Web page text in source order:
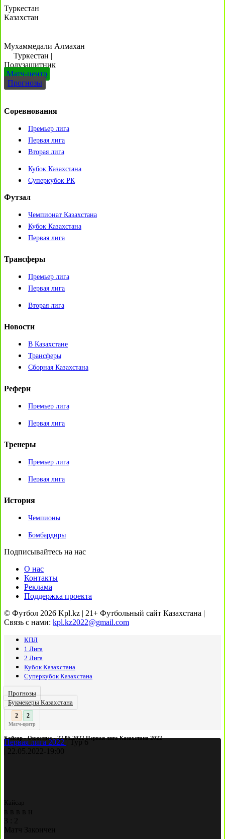
Туркестан
Казахстан
Мухаммедали Алмахан
Туркестан |
Полузащитник
Матч-центр
Прогнозы
Соревнования
Премьер лига
Первая лига
Вторая лига
Кубок Казахстана
Суперкубок РК
Футзал
Чемпионат Казахстана
Кубок Казахстана
Первая лига
Трансферы
Премьер лига
Первая лига
Вторая лига
Новости
В Казахстане
Трансферы
Сборная Казахстана
Рефери
Премьер лига
Первая лига
Тренеры
Премьер лига
Первая лига
История
Чемпионы
Бомбардиры
Подписывайтесь на нас
О нас
Контакты
Реклама
Поддержка проекта
© Футбол 2026 Kpl.kz | 21+ Футбольный сайт Казахстана |
Связь с нами: kpl.kz2022@gmail.com
КПЛ
1 Лига
2 Лига
Кубок Казахстана
Суперкубок Казахстана
Прогнозы
Букмекеры Казахстана
: 2
Матч-центр
Кайсар - Окжетпес - 22.05.2022 Первая лига Казахстана 2022
Первая лига 2022
Тур 6
22.05.2022- 19:00
Кайсар
в в в в
н
3
2
Матч Закончен